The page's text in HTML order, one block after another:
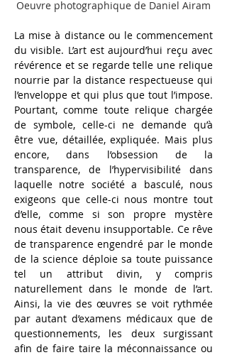
Oeuvre photographique de Daniel Airam
La mise à distance ou le commencement
du visible. L’art est aujourd’hui reçu avec
révérence et se regarde telle une relique
nourrie par la distance respectueuse qui
l’enveloppe et qui plus que tout l’impose.
Pourtant, comme toute relique chargée
de symbole, celle-ci ne demande qu’à
être vue, détaillée, expliquée. Mais plus
encore, dans l’obsession de la
transparence, de l’hypervisibilité
dans
laquelle notre société a basculé, nous
exigeons que celle-ci nous montre tout
d’elle, comme si son propre mystère
nous était devenu insupportable. Ce rêve
de transparence engendré par le monde
de la science déploie sa toute puissance
tel un attribut divin, y compris
naturellement dans le monde de l’art.
Ainsi, la vie des œuvres se voit rythmée
par autant d’examens médicaux que de
questionnements, les deux surgissant
afin de faire taire la méconnaissance ou